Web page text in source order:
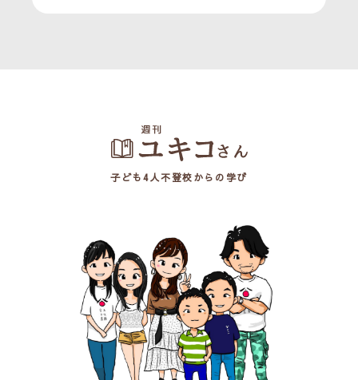
子ども4人不登校からの学び